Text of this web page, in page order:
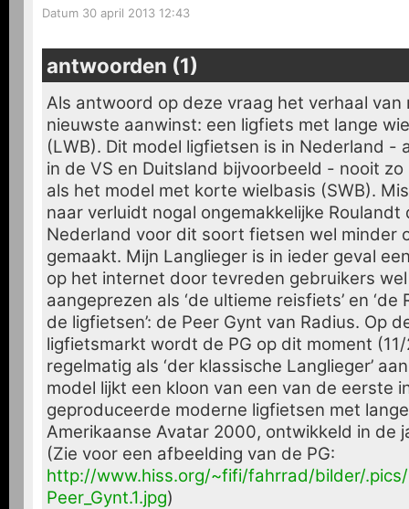
Datum 30 april 2013 12:43
antwoorden (1)
Als antwoord op deze vraag het verhaal van
nieuwste aanwinst: een ligfiets met lange
(LWB). Dit model ligfietsen is in Nederland -
in de VS en Duitsland bijvoorbeeld - nooit
als het model met korte wielbasis (SWB).
naar verluidt nogal ongemakkelijke Roulandt
Nederland voor dit soort fietsen wel minder
gemaakt. Mijn Langlieger is in ieder geval
op het internet door tevreden gebruikers
aangeprezen als ‘de ultieme reisfiets’ en ‘de
de ligfietsen’: de Peer Gynt van Radius. Op
ligfietsmarkt wordt de PG op dit moment
regelmatig als ‘der klassische Langlieger’
model lijkt een kloon van een van de eerste
geproduceerde moderne ligfietsen met
Amerikaanse Avatar 2000, ontwikkeld in de
(Zie voor een afbeelding van de PG:
http://www.hiss.org/~fifi/fahrrad/bilder/
Peer_Gynt.1.jpg)